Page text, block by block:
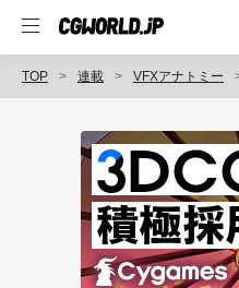
TOP 連載 VFXアナトミー